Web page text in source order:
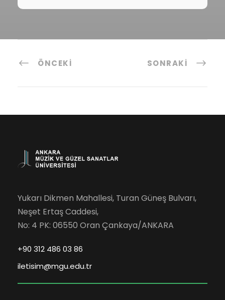
ÖNCEKI SONRAKI
Yukarı Dikmen Mahallesi, Turan Güneş Bulvarı,
Neşet Ertaş Caddesi,
No: 4 PK: 06550 Oran Çankaya/ANKARA
+90 312 486 03 86
iletisim@mgu.edu.tr